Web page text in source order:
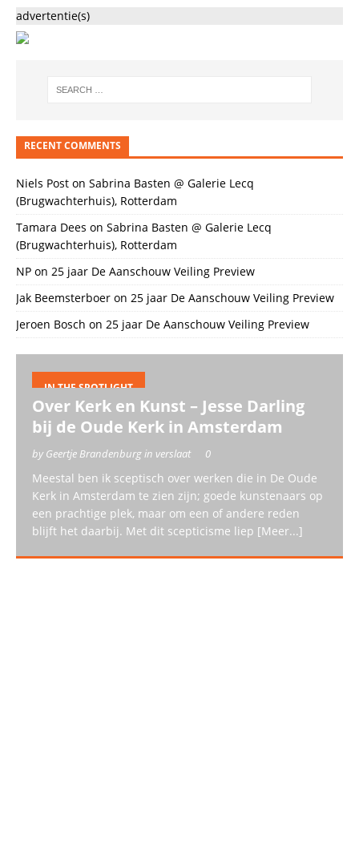
advertentie(s)
RECENT COMMENTS
Niels Post on Sabrina Basten @ Galerie Lecq
(Brugwachterhuis), Rotterdam
Tamara Dees on Sabrina Basten @ Galerie Lecq
(Brugwachterhuis), Rotterdam
NP on 25 jaar De Aanschouw Veiling Preview
Jak Beemsterboer on 25 jaar De Aanschouw Veiling Preview
Jeroen Bosch on 25 jaar De Aanschouw Veiling Preview
IN THE SPOTLIGHT
Over Kerk en Kunst – Jesse Darling
bij de Oude Kerk in Amsterdam
by Geertje Brandenburg in verslaat 0
Meestal ben ik sceptisch over werken die in De Oude
Kerk in Amsterdam te zien zijn; goede kunstenaars op
een prachtige plek, maar om een of andere reden
blijft het daarbij. Met dit scepticisme liep [Meer...]